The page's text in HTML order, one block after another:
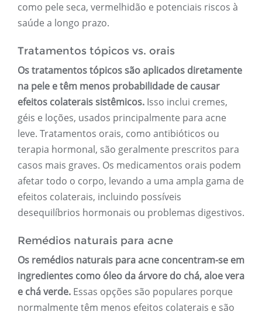
como pele seca, vermelhidão e potenciais riscos à
saúde a longo prazo.
Tratamentos tópicos vs. orais
Os tratamentos tópicos são aplicados diretamente
na pele e têm menos probabilidade de causar
efeitos colaterais sistêmicos. Isso inclui cremes,
géis e loções, usados ​​principalmente para acne
leve. Tratamentos orais, como antibióticos ou
terapia hormonal, são geralmente prescritos para
casos mais graves. Os medicamentos orais podem
afetar todo o corpo, levando a uma ampla gama de
efeitos colaterais, incluindo possíveis
desequilíbrios hormonais ou problemas digestivos.
Remédios naturais para acne
Os remédios naturais para acne concentram-se em
ingredientes como óleo da árvore do chá, aloe vera
e chá verde. Essas opções são populares porque
normalmente têm menos efeitos colaterais e são